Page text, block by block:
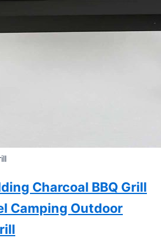
Charcoal BBQ Grill
Camping Outdoor